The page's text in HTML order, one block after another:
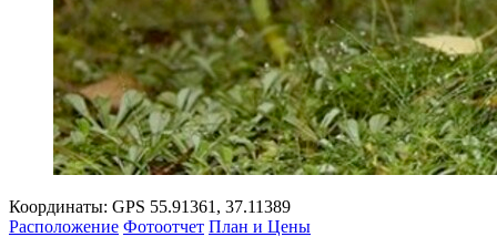
Координаты: GPS 55.91361, 37.11389
Расположение Фотоотчет План и Цены